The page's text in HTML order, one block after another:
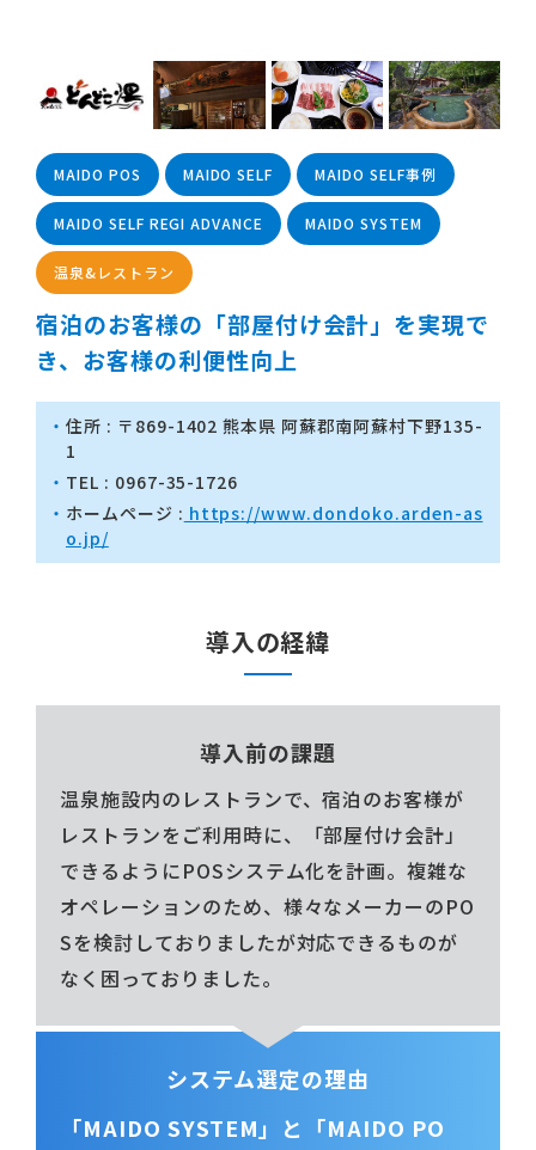
MAIDO POS MAIDO SELF MAIDO SELF事例
MAIDO SELF REGI ADVANCE MAIDO SYSTEM
温泉&レストラン
宿泊のお客様の「部屋付け会計」を実現で
き、お客様の利便性向上
住所 : 〒869-1402 熊本県 阿蘇郡南阿蘇村下野135-
1
TEL : 0967-35-1726
ホームページ : https://www.dondoko.arden-as
o.jp/
導入の経緯
導入前の課題
温泉施設内のレストランで、宿泊のお客様が
レストランをご利用時に、「部屋付け会計」
できるようにPOSシステム化を計画。複雑な
オペレーションのため、様々なメーカーのPO
Sを検討しておりましたが対応できるものが
なく困っておりました。
システム選定の理由
「MAIDO SYSTEM」と「MAIDO PO